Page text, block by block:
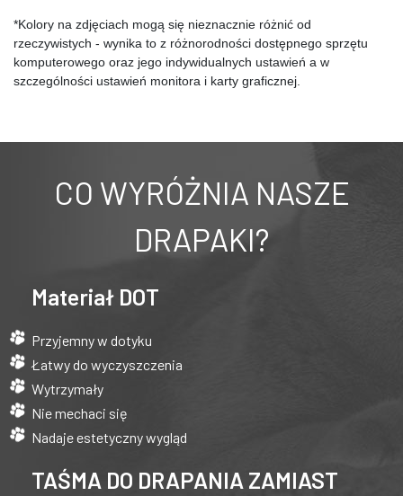
*Kolory na zdjęciach mogą się nieznacznie różnić od
rzeczywistych - wynika to z różnorodności dostępnego sprzętu
komputerowego oraz jego indywidualnych ustawień a w
szczególności ustawień monitora i karty graficznej.
CO WYRÓŻNIA NASZE
DRAPAKI?
Materiał DOT
Przyjemny w dotyku
Łatwy do wyczyszczenia
Wytrzymały
Nie mechaci się
Nadaje estetyczny wygląd
TAŚMA DO DRAPANIA ZAMIAST